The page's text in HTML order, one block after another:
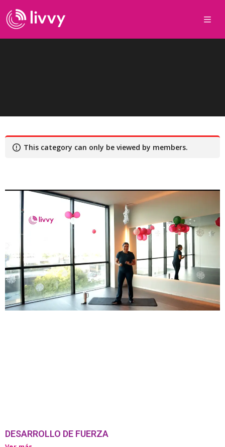
This category can only be viewed by members.
DESARROLLO DE FUERZA